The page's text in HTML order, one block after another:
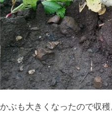
かぶも大きくなったので収穫